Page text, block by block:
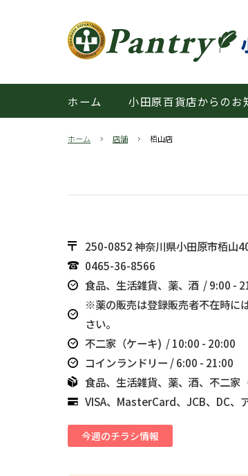
ホーム 小田原百貨店からのお
ホーム 店舗 栢山店
250-0852 神奈川県小田原市栢山
0465-36-8566
食品、生活雑貨、薬、酒 / 9:00 -
※薬の販売は登録販売者不在時に
さい。
不二家（ケーキ) / 10:00 - 20:00
コインランドリー / 6:00 - 21:00
食品、生活雑貨、薬、酒、不二家
VISA、MasterCard、JCB、DC、
今週のチラシ情報